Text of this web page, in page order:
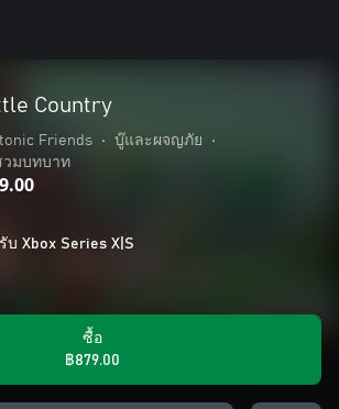
Country
Friends • บู๊และผจญภัย
•
วมบทบาท
บ Xbox Series X|S
ซื้อ
฿879.00